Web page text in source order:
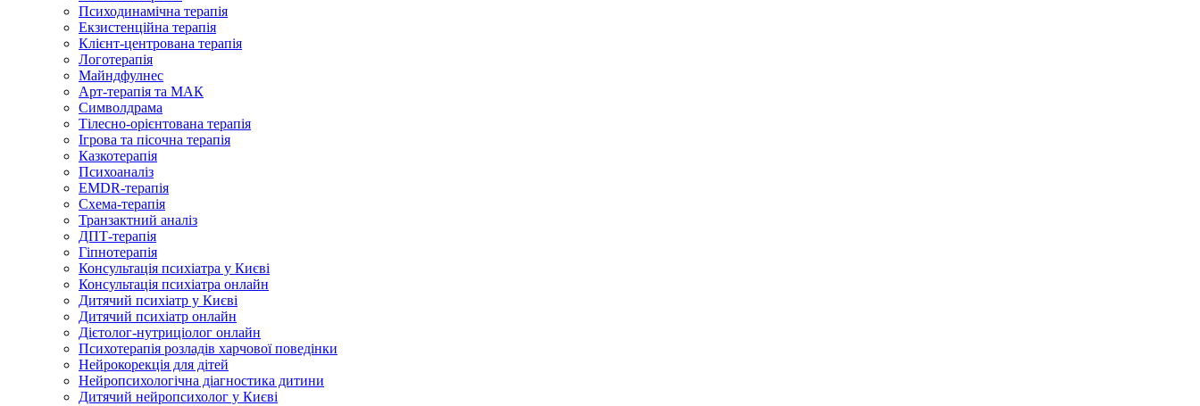
Психодинамічна терапія
Екзистенційна терапія
Клієнт-центрована терапія
Логотерапія
Майндфулнес
Арт-терапія та МАК
Символдрама
Тілесно-орієнтована терапія
Ігрова та пісочна терапія
Казкотерапія
Психоаналіз
EMDR-терапія
Схема-терапія
Транзактний аналіз
ДПТ-терапія
Гіпнотерапія
Консультація психіатра у Києві
Консультація психіатра онлайн
Дитячий психіатр у Києві
Дитячий психіатр онлайн
Дієтолог-нутриціолог онлайн
Психотерапія розладів харчової поведінки
Нейрокорекція для дітей
Нейропсихологічна діагностика дитини
Дитячий нейропсихолог у Києві